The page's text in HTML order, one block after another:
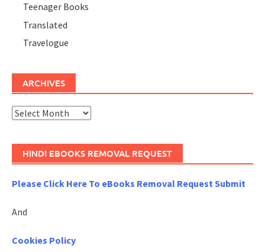
Teenager Books
Translated
Travelogue
ARCHIVES
Archives
HINDI EBOOKS REMOVAL REQUEST
Please Click Here To eBooks Removal Request Submit
And
Cookies Policy